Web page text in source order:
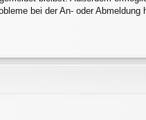
bei der An- oder